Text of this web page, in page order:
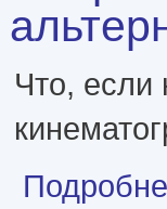
Что, если